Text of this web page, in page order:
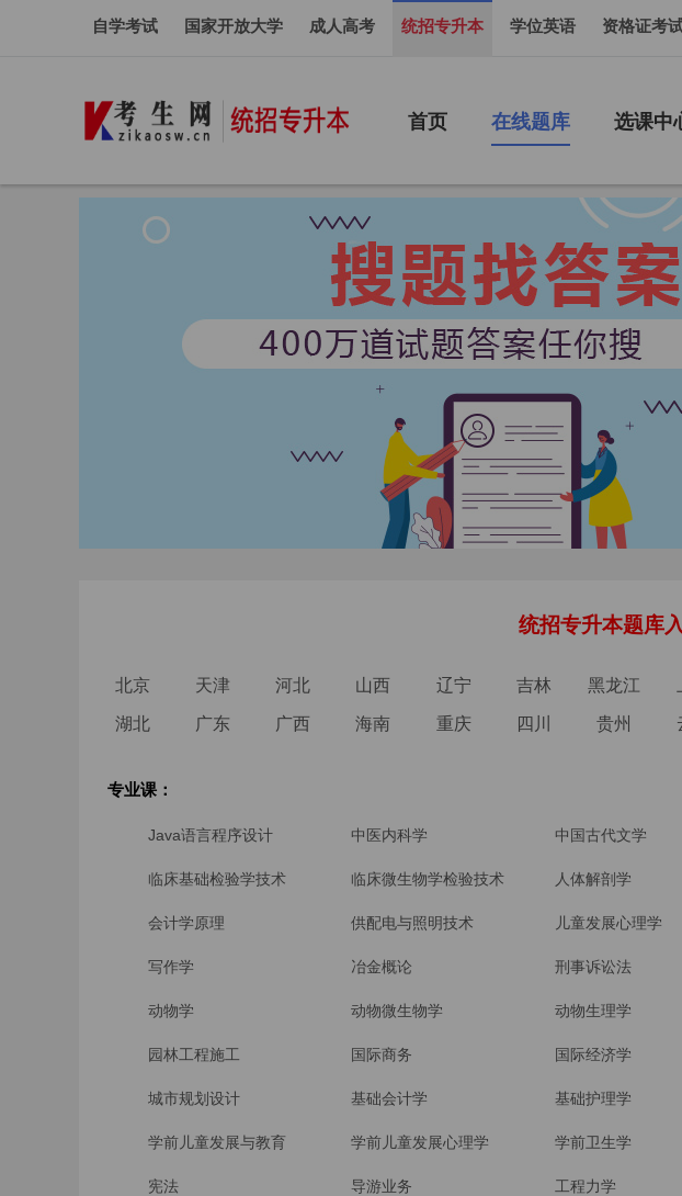
自学考试 国家开放大学 成人高考 统招专升本 学位英语 资格证考
首页 在线题库 选课中
统招专升本题库
北京 天津 河北 山西 辽宁 吉林 黑龙江
湖北 广东 广西 海南 重庆 四川 贵州
专业课：
Java语言程序设计 中医内科学 中国古代文学
临床基础检验学技术 临床微生物学检验技术 人体解剖学
会计学原理 供配电与照明技术 儿童发展心理学
写作学 冶金概论 刑事诉讼法
动物学 动物微生物学 动物生理学
园林工程施工 国际商务 国际经济学
城市规划设计 基础会计学 基础护理学
学前儿童发展与教育 学前儿童发展心理学 学前卫生学
宪法 导游业务 工程力学